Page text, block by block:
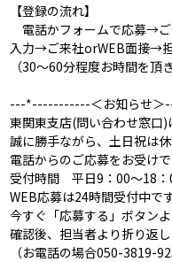
【登録の流れ】
電話かフォームで応募→
入力→ご来社orWEB面接→
（30～60分程度お時間を頂
---*-----------＜お知らせ
東関東支店(問い合わせ窓口)
誠に勝手ながら、土日祝は
電話からのご応募をお受けで
受付時間 平日9：00～18：
WEB応募は24時間受付中で
今すぐ「応募する」ボタン
確認後、担当者より折り返
（お電話の場合050-3819-